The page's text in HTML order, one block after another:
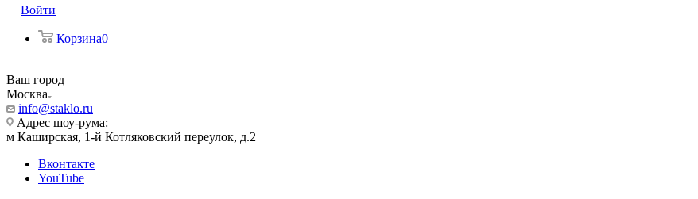
Войти
Корзина0
Ваш город
Москва
info@staklo.ru
Адрес шоу-рума:
м Каширская, 1-й Котляковский переулок, д.2
Вконтакте
YouTube